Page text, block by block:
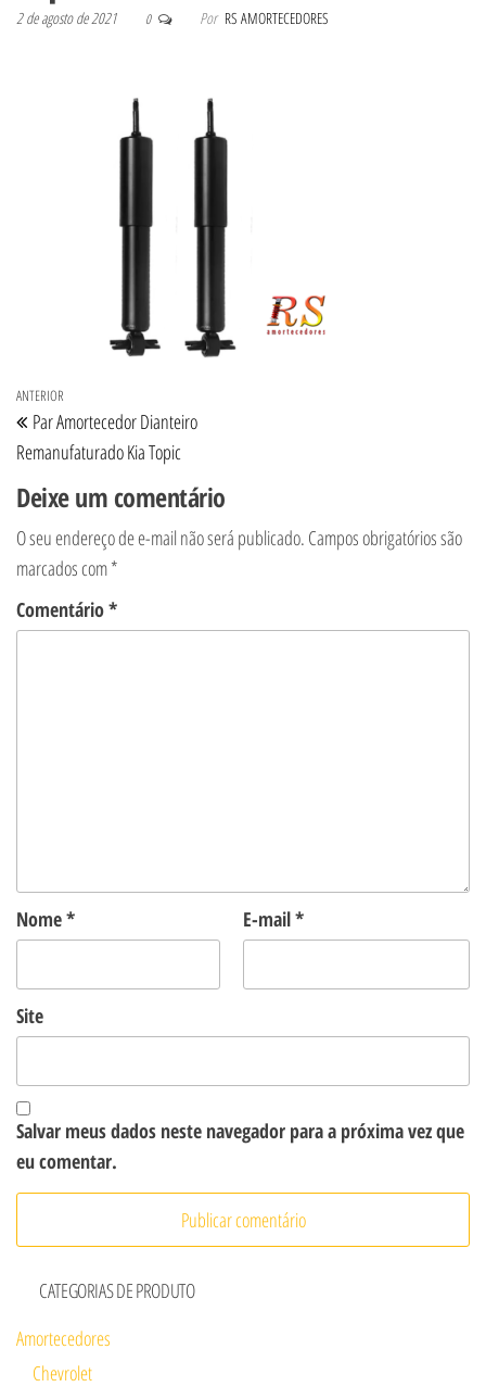
2 de agosto de 2021 0 Por RS AMORTECEDORES
Navegação de Post
Post anterior
ANTERIOR
Par Amortecedor Dianteiro
Remanufaturado Kia Topic
Deixe um comentário
O seu endereço de e-mail não será publicado. Campos obrigatórios são
marcados com*
Comentário*
Nome* E-mail*
Site
Salvar meus dados neste navegador para a próxima vez que
eu comentar.
CATEGORIAS DE PRODUTO
Amortecedores
Chevrolet